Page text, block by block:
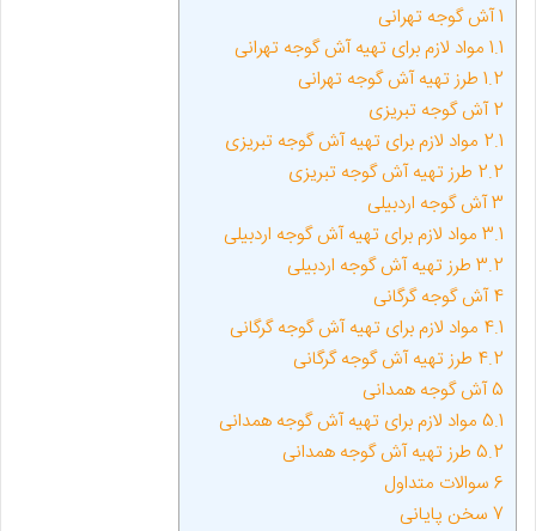
1آش گوجه تهرانی
1.1 مواد لازم برای تهیه آش گوجه تهرانی
1.2 طرز تهیه آش گوجه تهرانی
2آش گوجه تبریزی
2.1 مواد لازم برای تهیه آش گوجه تبریزی
2.2 طرز تهیه آش گوجه تبریزی
3آش گوجه اردبیلی
3.1 مواد لازم برای تهیه آش گوجه اردبیلی
3.2 طرز تهیه آش گوجه اردبیلی
4آش گوجه گرگانی
4.1 مواد لازم برای تهیه آش گوجه گرگانی
4.2 طرز تهیه آش گوجه گرگانی
5آش گوجه همدانی
5.1 مواد لازم برای تهیه آش گوجه همدانی
5.2 طرز تهیه آش گوجه همدانی
6 سوالات متداول
7 سخن پایانی